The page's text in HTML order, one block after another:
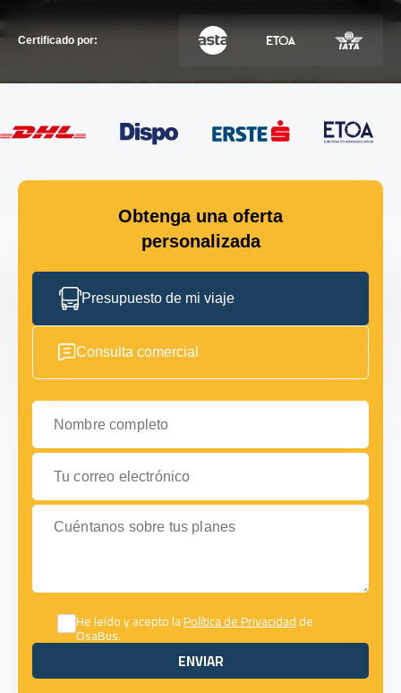
Certificado por:
Obtenga una oferta
personalizada
Presupuesto de mi viaje
Consulta comercial
Nombre completo
Tu correo electrónico
Cuéntanos sobre tus planes
He leído y acepto laPolítica de Privacidadde
OsaBus.
ENVIAR
ENVIAR